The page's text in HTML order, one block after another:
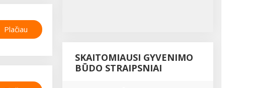
Plačiau
SKAITOMIAUSI GYVENIMO
BŪDO STRAIPSNIAI